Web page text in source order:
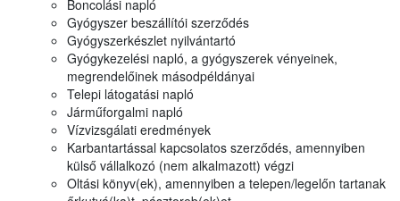
Boncolási napló
Gyógyszer beszállítói szerződés
Gyógyszerkészlet nyilvántartó
Gyógykezelési napló, a gyógyszerek vényeinek,
megrendelőinek másodpéldányai
Telepi látogatási napló
Járműforgalmi napló
Vízvizsgálati eredmények
Karbantartással kapcsolatos szerződés, amennyiben
külső vállalkozó (nem alkalmazott) végzi
Oltási könyv(ek), amennyiben a telepen/legelőn tartanak